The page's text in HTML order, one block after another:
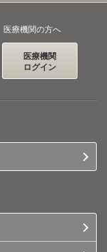
医療機関の方へ
医療機関
ログイン